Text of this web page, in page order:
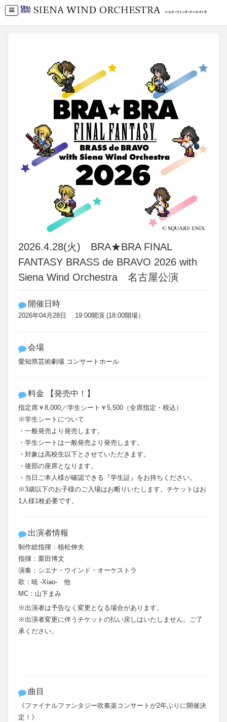
2026.4.28(火) BRA★BRA FINAL
FANTASY BRASS de BRAVO 2026 with
Siena Wind Orchestra 名古屋公演
開催日時
2026年04月28日 19:00開演 (18:00開場）
会場
愛知県芸術劇場 コンサートホール
料金 【発売中！】
指定席￥8,000／学生シート￥5,500（全席指定・税込）
※学生シートについて
・一般発売より発売します。
・学生シートは一般発売より発売します。
・対象は高校生以下とさせていただきます。
・後部の座席となります。
・当日ご本人様が確認できる『学生証』をお持ちください。
※3歳以下のお子様のご入場はお断りいたします。チケットはお
1人様1枚必要です。
出演者情報
制作総指揮：植松伸夫
指揮：栗田博文
演奏：シエナ・ウインド・オーケストラ
歌：暁 -Xiao- 他
MC：山下まみ
※出演者は予告なく変更となる場合があります。
※出演者変更に伴うチケットの払い戻しはいたしません。ご了
承ください。
曲目
《ファイナルファンタジー吹奏楽コンサートが2年ぶりに開催決
定！》